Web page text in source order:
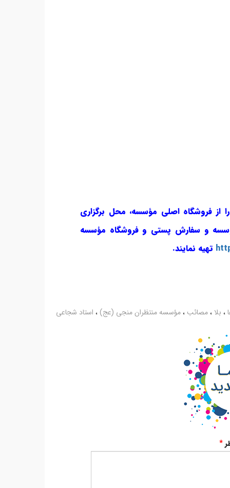
از فروشگاه اصلی مؤسسه، محل برگزاری
و سفارش پستی و فروشگاه مؤسسه
تهیه نمایند.
، بلا ،مصائب ،مؤسسه منتظران منجی (عج) ، استاد شجاعی
*